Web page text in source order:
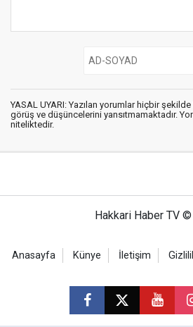
YASAL UYARI: Yazılan yorumlar hiçbir
görüş ve düşüncelerini yansıtmamaktadır.
niteliktedir.
Hakkari Haber TV
Anasayfa Künye İletişim